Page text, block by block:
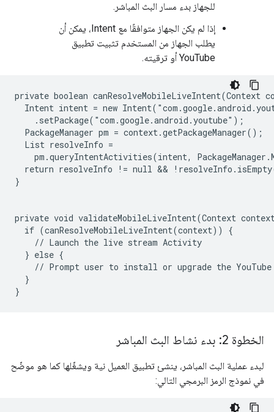
للجهاز بدء مسار البث المباشر.
إذا لم يكن الجهاز متوافقًا مع Intent، يمكن أن
يطلب الجهاز من المستخدم تثبيت تطبيق
YouTube أو ترقيته.
private boolean canResolveMobileLiveIntent(Context
Intent intent = new
    .setPackage("com.google.android.youtube");
  PackageManager pm = context.getPackageManager();
  List
resolveInfo =
pm.queryIntentActivities(intent,
return resolveInfo != null &&
}
private void validateMobileLiveIntent(Context
  if (canResolveMobileLiveIntent(context)) {
    // Launch the live stream Activity
  } else {
// Prompt user to install or upgrade the YouTube
  }
}
الخطوة 2: بدء نشاط البث المباشر
لبدء عملية البث المباشر، ينشئ تطبيق العميل نية ويشغّلها كما هو موضّح
في نموذج الرمز البرمجي التالي: